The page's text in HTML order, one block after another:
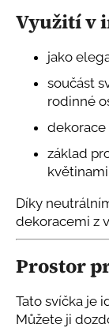
Využití v
jako
součást
rodinné
dekorace
základ
Díky
dekoracemi z
Prostor
Tato svíčka je
Můžete ji
VONNÉ
AROMIS
AROMALAMPY
NOVÉ
PRO
AROMALAMPY,
A
PROVONĚNÍ
DOMOVA
80
Kč